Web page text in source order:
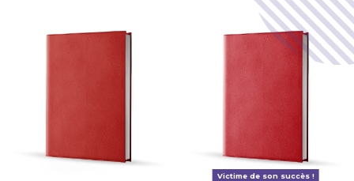
Victime de son succès !